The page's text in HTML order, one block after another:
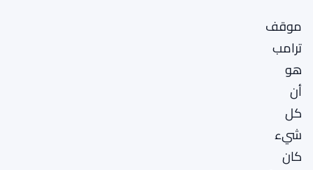
موقف
ترامب
هو
أن
كل
شيء
كان